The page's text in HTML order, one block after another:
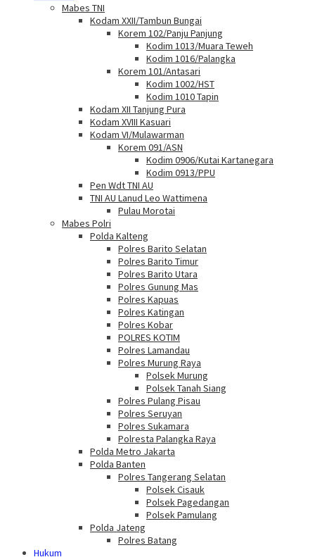
Mabes TNI
Kodam XXII/Tambun Bungai
Korem 102/Panju Panjung
Kodim 1013/Muara Teweh
Kodim 1016/Palangka
Korem 101/Antasari
Kodim 1002/HST
Kodim 1010 Tapin
Kodam XII Tanjung Pura
Kodam XVIII Kasuari
Kodam VI/Mulawarman
Korem 091/ASN
Kodim 0906/Kutai Kartanegara
Kodim 0913/PPU
Pen Wdt TNI AU
TNI AU Lanud Leo Wattimena
Pulau Morotai
Mabes Polri
Polda Kalteng
Polres Barito Selatan
Polres Barito Timur
Polres Barito Utara
Polres Gunung Mas
Polres Kapuas
Polres Katingan
Polres Kobar
POLRES KOTIM
Polres Lamandau
Polres Murung Raya
Polsek Murung
Polsek Tanah Siang
Polres Pulang Pisau
Polres Seruyan
Polres Sukamara
Polresta Palangka Raya
Polda Metro Jakarta
Polda Banten
Polres Tangerang Selatan
Polsek Cisauk
Polsek Pagedangan
Polsek Pamulang
Polda Jateng
Polres Batang
Hukum